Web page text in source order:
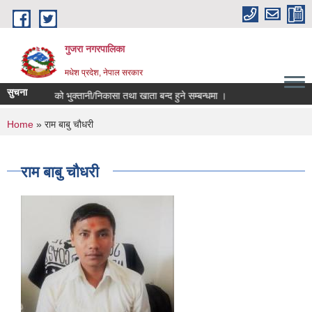
Skip to main content
गुजरा नगरपालिका
मधेश प्रदेश, नेपाल सरकार
सुचना८३ को भु्क्तानी/निकासा तथा खाता बन्द हुने सम्बन्धमा ।
You are here
Home » राम बाबु चौधरी
राम बाबु चौधरी